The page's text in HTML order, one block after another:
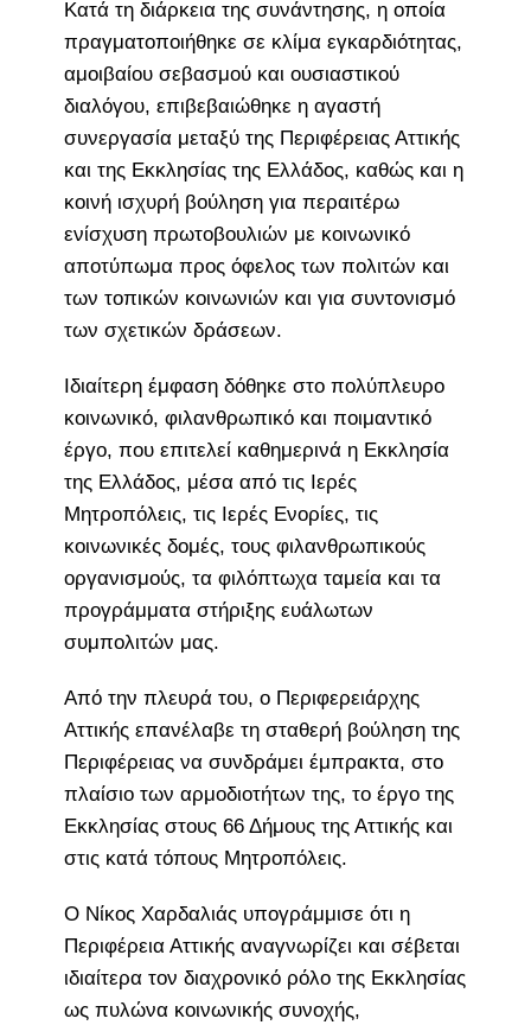
Κατά τη διάρκεια της συνάντησης, η οποία
πραγματοποιήθηκε σε κλίμα εγκαρδιότητας,
αμοιβαίου σεβασμού και ουσιαστικού
διαλόγου, επιβεβαιώθηκε η αγαστή
συνεργασία μεταξύ της Περιφέρειας Αττικής
και της Εκκλησίας της Ελλάδος, καθώς και η
κοινή ισχυρή βούληση για περαιτέρω
ενίσχυση πρωτοβουλιών με κοινωνικό
αποτύπωμα προς όφελος των πολιτών και
των τοπικών κοινωνιών και για συντονισμό
των σχετικών δράσεων.
Ιδιαίτερη έμφαση δόθηκε στο πολύπλευρο
κοινωνικό, φιλανθρωπικό και ποιμαντικό
έργο, που επιτελεί καθημερινά η Εκκλησία
της Ελλάδος, μέσα από τις Ιερές
Μητροπόλεις, τις Ιερές Ενορίες, τις
κοινωνικές δομές, τους φιλανθρωπικούς
οργανισμούς, τα φιλόπτωχα ταμεία και τα
προγράμματα στήριξης ευάλωτων
συμπολιτών μας.
Από την πλευρά του, ο Περιφερειάρχης
Αττικής επανέλαβε τη σταθερή βούληση της
Περιφέρειας να συνδράμει έμπρακτα, στο
πλαίσιο των αρμοδιοτήτων της, το έργο της
Εκκλησίας στους 66 Δήμους της Αττικής και
στις κατά τόπους Μητροπόλεις.
Ο Νίκος Χαρδαλιάς υπογράμμισε ότι η
Περιφέρεια Αττικής αναγνωρίζει και σέβεται
ιδιαίτερα τον διαχρονικό ρόλο της Εκκλησίας
ως πυλώνα κοινωνικής συνοχής,